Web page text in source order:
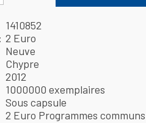
1410852
2 Euro
Neuve
Chypre
2012
1000000 exemplaires
Sous capsule
2 Euro Programmes communs